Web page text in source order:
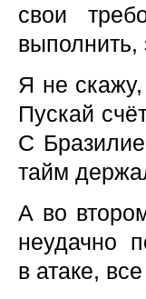
свои
выполнить,
Я не
Пускай
С
тайм
А во
неудачно
в атаке,